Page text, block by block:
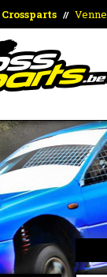
Crossparts //